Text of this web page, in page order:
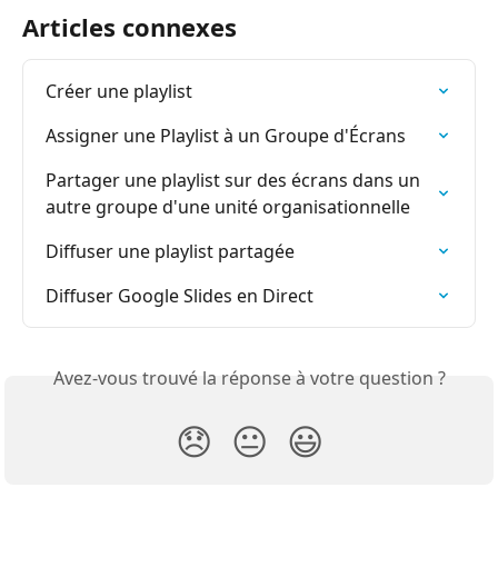
Articles connexes
Créer une playlist
Assigner une Playlist à un Groupe d'Écrans
Partager une playlist sur des écrans dans un
autre groupe d'une unité organisationnelle
Diffuser une playlist partagée
Diffuser Google Slides en Direct
Avez-vous trouvé la réponse à votre question ?
😞 😐 😃